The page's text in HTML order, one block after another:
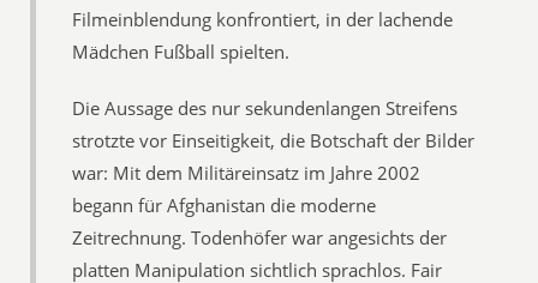
Film­einblendung konfrontiert, in der lachende
Mädchen Fußball spielten.
Die Aussage des nur sekundenlangen Streifens
strotzte vor Einseitigkeit, die Botschaft der Bilder
war: Mit dem Militäreinsatz im Jahre 2002
begann für Afghanistan die moderne
Zeitrechnung. Todenhöfer war angesichts der
platten Manipulation sichtlich sprachlos. Fair